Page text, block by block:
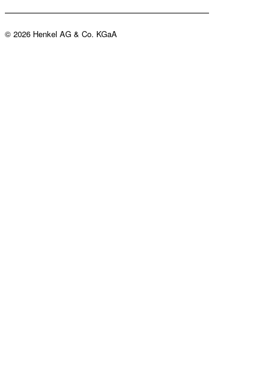
© 2026 Henkel AG & Co. KGaA